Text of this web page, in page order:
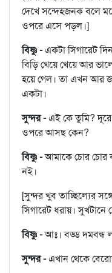
দেখে সন্দেহজনক বলে
ওপরে এসে পড়ল।]
বিষ্ণু -একটা সিগারেট
বিড়ি খেয়ে খেয়ে আর
হয়ে গেল। তা এখন আর
একটা।
সুন্দর -এই কে তুমি? দূরে
ওপরে আসছ কেন?
বিষ্ণু -আমাকে চোর চোর
নই।
[সুন্দর খুব তাচ্ছিল্যের
সিগারেট ধরায়।
বিষ্ণু -আঃ। বড্ড দমবন্ধ
সুন্দর -এখান থেকে